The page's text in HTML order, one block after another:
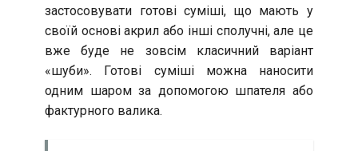
застосовувати готові суміші, що мають у
своїй основі акрил або інші сполучні, але це
вже буде не зовсім класичний варіант
«шуби». Готові суміші можна наносити
одним шаром за допомогою шпателя або
фактурного валика.